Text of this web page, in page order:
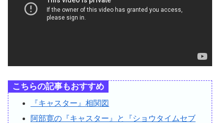
こちらの記事もおすすめ
『キャスター』相関図
阿部寛の『キャスター』と『ショウタイムセブ